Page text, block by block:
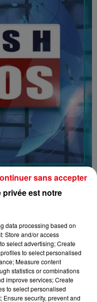
privée est notre
data processing based on
Store and/or access
select advertising; Create
to select personalised
Measure content
statistics or combinations
improve services; Create
to select personalised
Ensure security, prevent and
sans accepter